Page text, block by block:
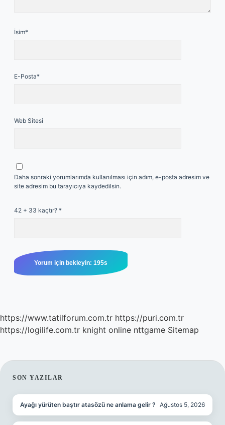
İsim*
E-Posta*
Web Sitesi
Daha sonraki yorumlarımda kullanılması için adım, e-posta adresim ve
site adresim bu tarayıcıya kaydedilsin.
42 + 33 kaçtır? *
https://www.tatilforum.com.tr https://puri.com.tr
https://logilife.com.tr knight online nttgame Sitemap
SIDEBAR
SON YAZILAR
Ayağı yürüten baştır atasözü ne anlama gelir ? Ağustos 5, 2026